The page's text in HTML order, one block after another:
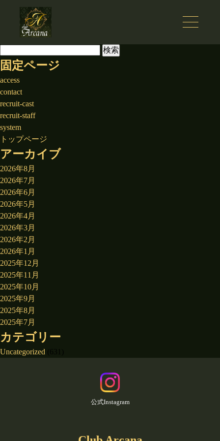
索:
固定ページ
access
contact
recruit-cast
recruit-staff
system
トップページ
アーカイブ
2026年8月
2026年7月
2026年6月
2026年5月
2026年4月
2026年3月
2026年2月
2026年1月
2025年12月
2025年11月
2025年10月
2025年9月
2025年8月
2025年7月
カテゴリー
Uncategorized
公式Instagram